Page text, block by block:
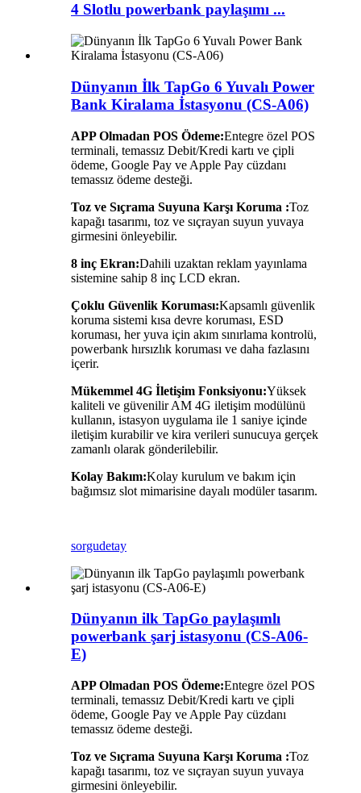
4 Slotlu powerbank paylaşımı ...
Dünyanın İlk TapGo 6 Yuvalı Power
Bank Kiralama İstasyonu (CS-A06)
APP Olmadan POS Ödeme:Entegre özel POS
terminali, temassız Debit/Kredi kartı ve çipli
ödeme, Google Pay ve Apple Pay cüzdanı
temassız ödeme desteği.
Toz ve Sıçrama Suyuna Karşı Koruma :Toz
kapağı tasarımı, toz ve sıçrayan suyun yuvaya
girmesini önleyebilir.
8 inç Ekran:Dahili uzaktan reklam yayınlama
sistemine sahip 8 inç LCD ekran.
Çoklu Güvenlik Koruması:Kapsamlı güvenlik
koruma sistemi kısa devre koruması, ESD
koruması, her yuva için akım sınırlama kontrolü,
powerbank hırsızlık koruması ve daha fazlasını
içerir.
Mükemmel 4G İletişim Fonksiyonu:Yüksek
kaliteli ve güvenilir AM 4G iletişim modülünü
kullanın, istasyon uygulama ile 1 saniye içinde
iletişim kurabilir ve kira verileri sunucuya gerçek
zamanlı olarak gönderilebilir.
Kolay Bakım:Kolay kurulum ve bakım için
bağımsız slot mimarisine dayalı modüler tasarım.
sorgudetay
Dünyanın ilk TapGo paylaşımlı
powerbank şarj istasyonu (CS-A06-
E)
APP Olmadan POS Ödeme:Entegre özel POS
terminali, temassız Debit/Kredi kartı ve çipli
ödeme, Google Pay ve Apple Pay cüzdanı
temassız ödeme desteği.
Toz ve Sıçrama Suyuna Karşı Koruma :Toz
kapağı tasarımı, toz ve sıçrayan suyun yuvaya
girmesini önleyebilir.